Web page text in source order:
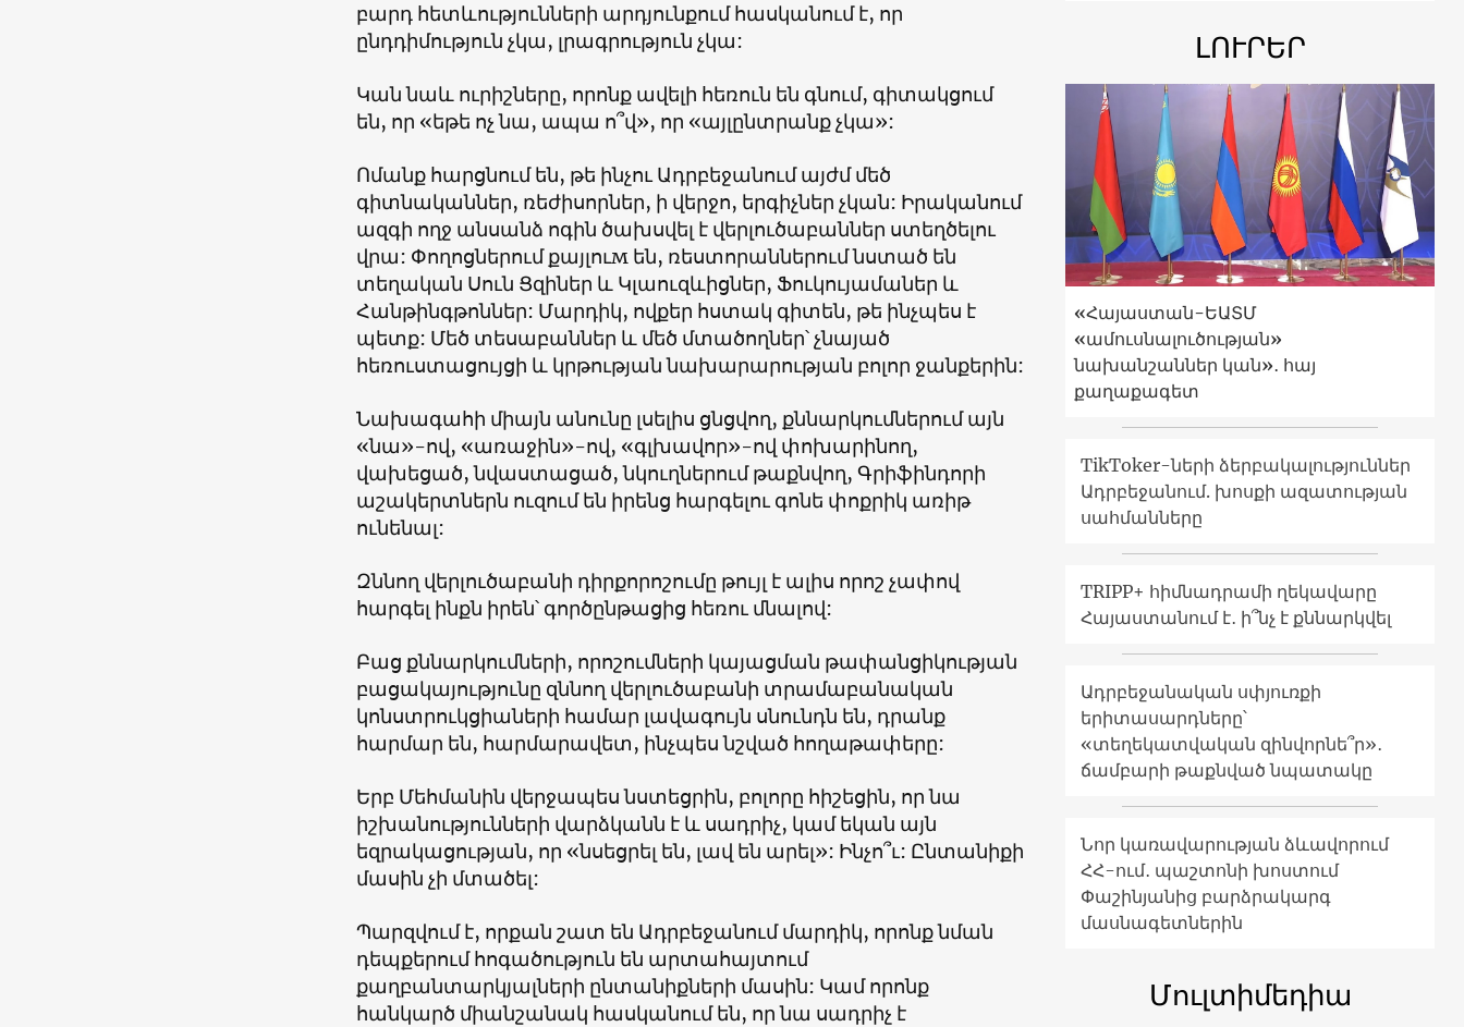
բարդ հետևությունների արդյունքում հասկանում է, որ
ընդդիմություն չկա, լրագրություն չկա:
Կան նաև ուրիշները, որոնք ավելի հեռուն են գնում, գիտակցում
են, որ «եթե ոչ նա, ապա ո՞վ», որ «այլընտրանք չկա»:
Ոմանք հարցնում են, թե ինչու Ադրբեջանում այժմ մեծ
գիտնականներ, ռեժիսորներ, ի վերջո, երգիչներ չկան: Իրականում
ազգի ողջ անսանձ ոգին ծախսվել է վերլուծաբաններ ստեղծելու
վրա: Փողոցներում քայլուм են, ռեստորաններում նստած են
տեղական Սուն Ցզիներ և Կլաուզևիցներ, Ֆուկույամաներ և
Հանթինգթոններ: Մարդիկ, ովքեր հստակ գիտեն, թե ինչպես է
պետք: Մեծ տեսաբաններ և մեծ մտածողներ՝ չնայած
հեռուստացույցի և կրթության նախարարության բոլոր ջանքերին:
Նախագահի միայն անունը լսելիս ցնցվող, քննարկումներում այն
«նա»-ով, «առաջին»-ով, «գլխավոր»-ով փոխարինող,
վախեցած, նվաստացած, նկուղներում թաքնվող, Գրիֆինդորի
աշակերտներն ուզում են իրենց հարգելու գոնե փոքրիկ առիթ
ունենալ:
Զննող վերլուծաբանի դիրքորոշումը թույլ է ալիս որոշ չափով
հարգել ինքն իրեն՝ գործընթացից հեռու մնալով:
Բաց քննարկումների, որոշումների կայացման թափանցիկության
բացակայությունը զննող վերլուծաբանի տրամաբանական
կոնստրուկցիաների համար լավագույն սնունդն են, դրանք
հարմար են, հարմարավետ, ինչպես նշված հողաթափերը:
Երբ Մեհմանին վերջապես նստեցրին, բոլորը հիշեցին, որ նա
իշխանությունների վարձկանն է և սադրիչ, կամ եկան այն
եզրակացության, որ «նսեցրել են, լավ են արել»: Ինչո՞ւ: Ընտանիքի
մասին չի մտածել:
Պարզվում է, որքան շատ են Ադրբեջանում մարդիկ, որոնք նման
դեպքերում հոգածություն են արտահայտում
քաղբանտարկյալների ընտանիքների մասին: Կամ որոնք
հանկարծ միանշանակ հասկանում են, որ նա սադրիչ է
ԼՈՒՐԵՐ
«Հայաստան-ԵԱՏՄ
«ամուսնալուծության»
նախանշաններ կան»․ հայ
քաղաքագետ
TikToker-ների ձերբակալություններ
Ադրբեջանում. խոսքի ազատության
սահմանները
TRIPP+ հիմնադրամի ղեկավարը
Հայաստանում է․ ի՞նչ է քննարկվել
Ադրբեջանական սփյուռքի
երիտասարդները՝
«տեղեկատվական զինվորնե՞ր»․
ճամբարի թաքնված նպատակը
Նոր կառավարության ձևավորում
ՀՀ-ում․ պաշտոնի խոստում
Փաշինյանից բարձրակարգ
մասնագետներին
Մուլտիմեդիա